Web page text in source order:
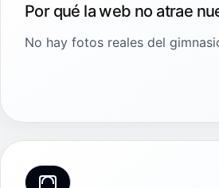
Por qué la web no atrae
No hay fotos reales del